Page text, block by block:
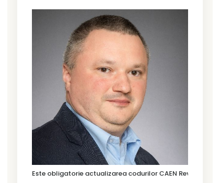
Este obligatorie actualizarea codurilor CAEN Rev. 3?